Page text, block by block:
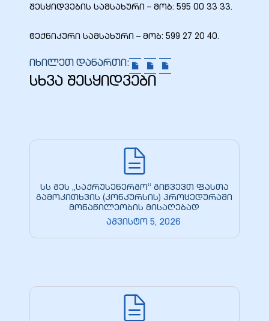
შესყიდვების სამსახური – მობ: 595 00 33 33.
ტექნიკური სამსახური – მობ: 599 27 20 40.
იხილეთ დანართი:
სხვა შესყიდვები
სს გეს „საქრუსენერგო“ გიწვევთ ფასთა
გამოკითხვის (კონკურსის) პროცედურაში
მონაწილეობის მისაღებად
აგვისტო 5, 2026